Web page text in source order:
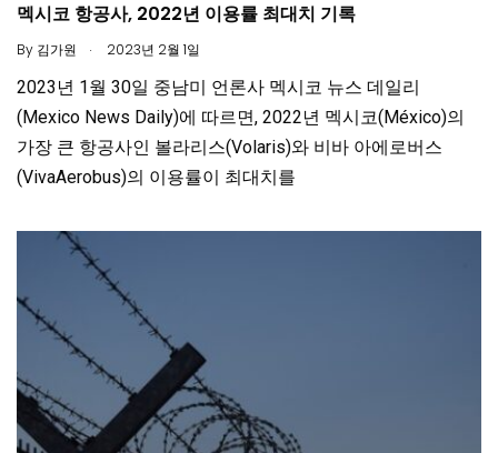
멕시코 항공사, 2022년 이용률 최대치 기록
By 김가원 . 2023년 2월 1일
2023년 1월 30일 중남미 언론사 멕시코 뉴스 데일리
(Mexico News Daily)에 따르면, 2022년 멕시코(México)의
가장 큰 항공사인 볼라리스(Volaris)와 비바 아에로버스
(VivaAerobus)의 이용률이 최대치를